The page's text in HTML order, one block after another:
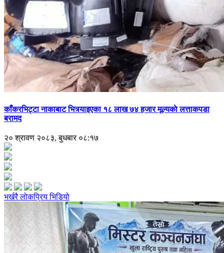
काँकरभिट्टा नाकाबाट भित्र्याइएका १८ लाख ७४ हजार मूल्यकाे लत्ताकपडा
बरामद
२० श्रावण २०८३, बुधबार ०८:१७
भर्खरैलोकप्रियभिडियो